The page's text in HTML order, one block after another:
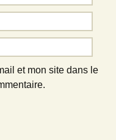
et mon site dans le